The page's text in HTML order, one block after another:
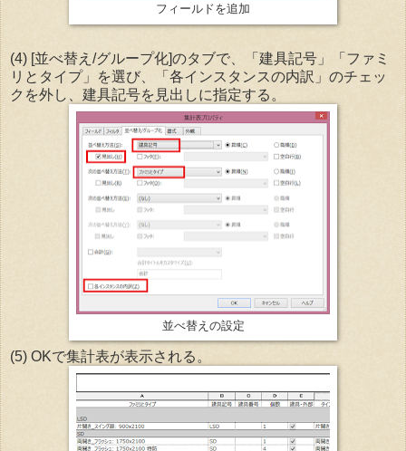
フィールドを追加
(4) [並べ替え/グループ化]のタブで、「建具記号」「ファミ
リとタイプ」を選び、「各インスタンスの内訳」のチェッ
クを外し、建具記号を見出しに指定する。
並べ替えの設定
(5) OKで集計表が表示される。